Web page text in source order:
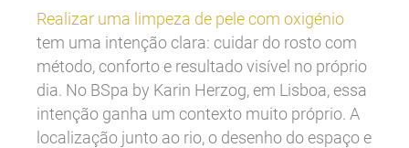
Realizar uma limpeza de pele com oxigénio
tem uma intenção clara: cuidar do rosto com
método, conforto e resultado visível no próprio
dia. No BSpa by Karin Herzog, em Lisboa, essa
intenção ganha um contexto muito próprio. A
localização junto ao rio, o desenho do espaço e